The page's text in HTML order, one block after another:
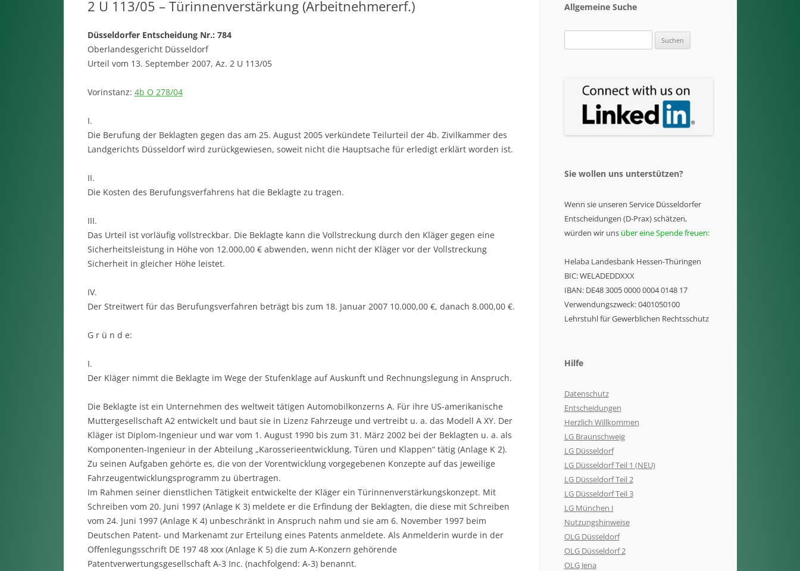
2 U 113/05 – Türinnenverstärkung (Arbeitnehmererf.)
Düsseldorfer Entscheidung Nr.: 784
Oberlandesgericht Düsseldorf
Urteil vom 13. September 2007, Az. 2 U 113/05
Vorinstanz: 4b O 278/04
I.
Die Berufung der Beklagten gegen das am 25. August 2005 verkündete Teilurteil der 4b. Zivilkammer des
Landgerichts Düsseldorf wird zurückgewiesen, soweit nicht die Hauptsache für erledigt erklärt worden ist.
II.
Die Kosten des Berufungsverfahrens hat die Beklagte zu tragen.
III.
Das Urteil ist vorläufig vollstreckbar. Die Beklagte kann die Vollstreckung durch den Kläger gegen eine
Sicherheitsleistung in Höhe von 12.000,00 € abwenden, wenn nicht der Kläger vor der Vollstreckung
Sicherheit in gleicher Höhe leistet.
IV.
Der Streitwert für das Berufungsverfahren beträgt bis zum 18. Januar 2007 10.000,00 €, danach 8.000,00 €.
G r ü n d e:
I.
Der Kläger nimmt die Beklagte im Wege der Stufenklage auf Auskunft und Rechnungslegung in Anspruch.
Die Beklagte ist ein Unternehmen des weltweit tätigen Automobilkonzerns A. Für ihre US-amerikanische
Muttergesellschaft A2 entwickelt und baut sie in Lizenz Fahrzeuge und vertreibt u. a. das Modell A XY. Der
Kläger ist Diplom-Ingenieur und war vom 1. August 1990 bis zum 31. März 2002 bei der Beklagten u. a. als
Komponenten-Ingenieur in der Abteilung „Karosserieentwicklung, Türen und Klappen“ tätig (Anlage K 2).
Zu seinen Aufgaben gehörte es, die von der Vorentwicklung vorgegebenen Konzepte auf das jeweilige
Fahrzeugentwicklungsprogramm zu übertragen.
Im Rahmen seiner dienstlichen Tätigkeit entwickelte der Kläger ein Türinnenverstärkungskonzept. Mit
Schreiben vom 20. Juni 1997 (Anlage K 3) meldete er die Erfindung der Beklagten, die diese mit Schreiben
vom 24. Juni 1997 (Anlage K 4) unbeschränkt in Anspruch nahm und sie am 6. November 1997 beim
Deutschen Patent- und Markenamt zur Erteilung eines Patents anmeldete. Als Anmelderin wurde in der
Offenlegungsschrift DE 197 48 xxx (Anlage K 5) die zum A-Konzern gehörende
Patentverwertungsgesellschaft A-3 Inc. (nachfolgend: A-3) benannt.
Allgemeine Suche
nach:
Sie wollen uns unterstützen?
Wenn sie unseren Service Düsseldorfer
Entscheidungen (D-Prax) schätzen,
würden wir uns über eine Spende freuen:
Helaba Landesbank Hessen-Thüringen
BIC: WELADEDDXXX
IBAN: DE48 3005 0000 0004 0148 17
Verwendungszweck: 0401050100
Lehrstuhl für Gewerblichen Rechtsschutz
Hilfe
Datenschutz
Entscheidungen
Herzlich Willkommen
LG Braunschweig
LG Düsseldorf
LG Düsseldorf Teil 1 (NEU)
LG Düsseldorf Teil 2
LG Düsseldorf Teil 3
LG München I
Nutzungshinweise
OLG Düsseldorf
OLG Düsseldorf 2
OLG Jena